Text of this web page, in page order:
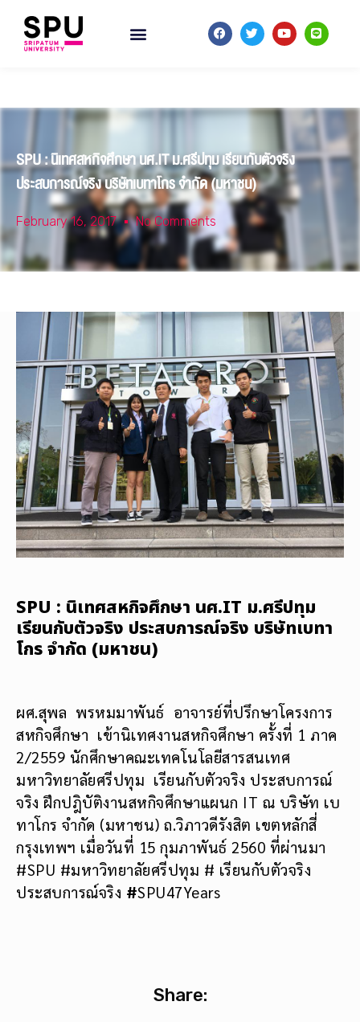
SPU : นิเทศสหกิจศึกษา นศ.IT ม.ศรีปทุม เรียนกับตัวจริง
ประสบการณ์จริง บริษัทเบทาโกร จำกัด (มหาชน)
February 16, 2017 No Comments
SPU : นิเทศสหกิจศึกษา นศ.IT ม.ศรีปทุม
เรียนกับตัวจริง ประสบการณ์จริง บริษัทเบทา
โกร จำกัด (มหาชน)
ผศ.สุพล พรหมมาพันธ์ อาจารย์ที่ปรึกษาโครงการ
สหกิจศึกษา เข้านิเทศงานสหกิจศึกษา ครั้งที่ 1 ภาค
2/2559 นักศึกษาคณะเทคโนโลยีสารสนเทศ
มหาวิทยาลัยศรีปทุม เรียนกับตัวจริง ประสบการณ์
จริง ฝึกปฎิบัติงานสหกิจศึกษาแผนก IT ณ บริษัท เบ
ทาโกร จำกัด (มหาชน) ถ.วิภาวดีรังสิต เขตหลักสี่
กรุงเทพฯ เมื่อวันที่ 15 กุมภาพันธ์ 2560 ที่ผ่านมา
#SPU #มหาวิทยาลัยศรีปทุม # เรียนกับตัวจริง
ประสบการณ์จริง #SPU47Years
Share: